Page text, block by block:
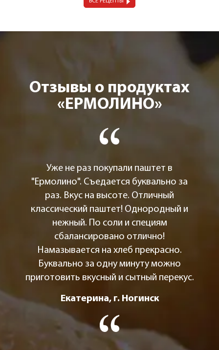
Отзывы о продуктах
«ЕРМОЛИНО»
Уже не раз покупали паштет в
"Ермолино". Съедается буквально за
раз. Вкус на высоте. Отличный
классический паштет! Однородный и
нежный. По соли и специям
сбалансировано отлично!
Намазывается на хлеб прекрасно.
Буквально за одну минуту можно
приготовить вкусный и сытный перекус.
Екатерина, г. Ногинск